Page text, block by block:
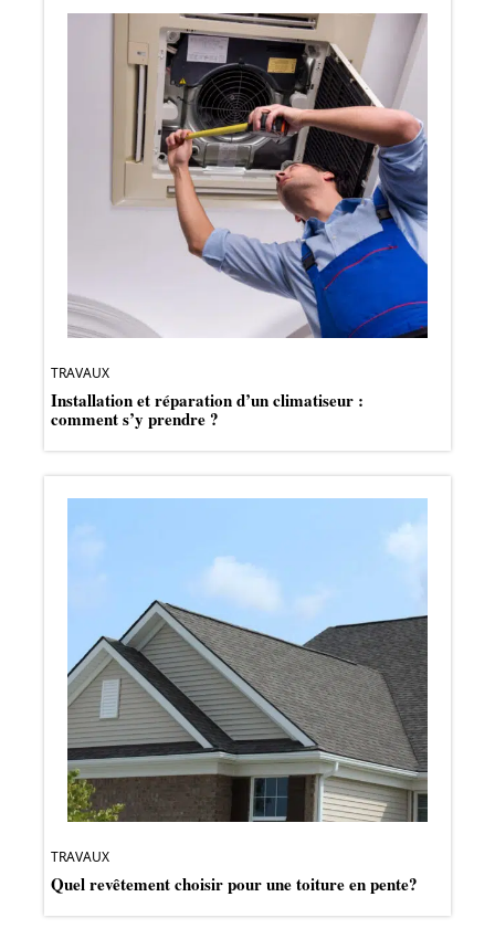
TRAVAUX
Installation et réparation d’un climatiseur :
comment s’y prendre ?
TRAVAUX
Quel revêtement choisir pour une toiture en pente?